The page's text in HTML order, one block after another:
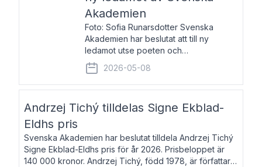
Akademien
Foto: Sofia Runarsdotter Svenska
Akademien har beslutat att till ny
ledamot utse poeten och
litteraturkritikern Anna Hallberg. Hon
efterträder poeten Tua Forsström på
stol 18 och kommer att ta sitt inträde vid
2026-05-08
Andrzej Tichý tilldelas Signe Ekblad-
Eldhs pris
Svenska Akademien har beslutat tilldela Andrzej Tichý
Signe Ekblad-Eldhs pris för år 2026. Prisbeloppet är
140 000 kronor. Andrzej Tichý, född 1978, är författare